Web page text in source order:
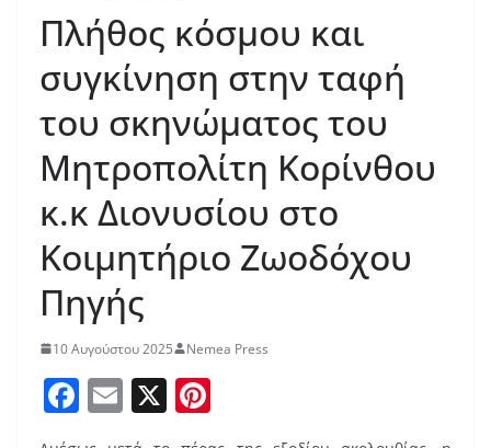
Πλήθος κόσμου και
συγκίνηση στην ταφή
του σκηνώματος του
Μητροπολίτη Κορίνθου
κ.κ Διονυσίου στο
Κοιμητήριο Ζωοδόχου
Πηγής
10 Αυγούστου 2025 Nemea Press
F
a
E
m
X